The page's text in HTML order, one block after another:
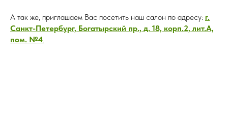
А так же, приглашаем Вас посетить наш салон по адресу: г.
Санкт-Петербург, Богатырский пр., д. 18, корп.2, лит.А,
пом. №4.